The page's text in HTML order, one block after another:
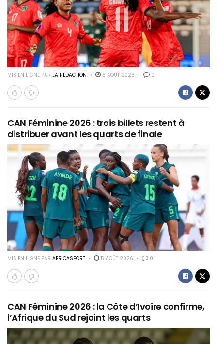
MIS EN LIGNE PAR LA REDACTION 6 AOÛT 2026 0
CAN Féminine 2026 : trois billets restent à
distribuer avant les quarts de finale
MIS EN LIGNE PAR AFRICASPORT 5 AOÛT 2026 0
CAN Féminine 2026 : la Côte d’Ivoire confirme,
l’Afrique du Sud rejoint les quarts